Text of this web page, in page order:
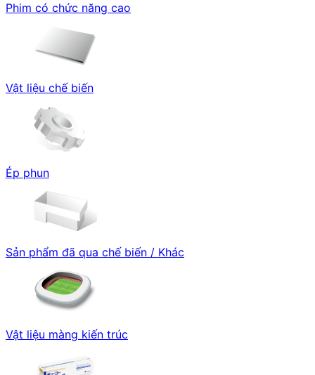
Phim có chức năng cao
Vật liệu chế biến
Ép phun
Sản phẩm đã qua chế biến / Khác
Vật liệu màng kiến trúc